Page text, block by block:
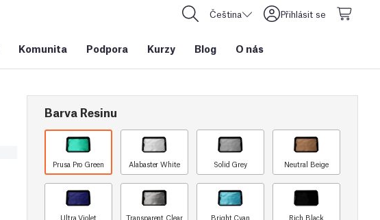
Čeština Přihlásit se
Komunita Podpora Kurzy Blog O nás
Barva Resinu
Prusa Pro Green Alabaster White Solid Grey Neutral Beige
Ultra Violet Transparent Clear Bright Cyan Rich Black